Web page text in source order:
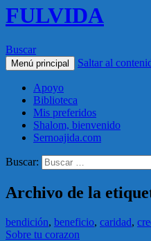
FULVIDA
Buscar
Menú principal Saltar al
Apoyo
Biblioteca
Mis preferidos
Shalom, bienvenido
Sernoajida.com
Buscar:
Archivo de la
bendición, beneficio, caridad,
Sobre tu corazon